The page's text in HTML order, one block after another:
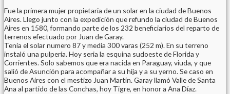
Fue la primera mujer propietaria de un solar en la ciudad de Buenos
Aires. Llego junto con la expedición que refundo la ciudad de Buenos
Aires en 1580, formando parte de los 232 beneficiarios del reparto de
terrenos efectuado por Juan de Garay.
Tenía el solar numero 87 y media 300 varas (252 m). En su terreno
instaló una pulpería. Hoy seria la esquina sudoeste de Florida y
Corrientes. Solo sabemos que era nacida en Paraguay, viuda, y que
salió de Asunción para acompañar a su hija y a su yerno. Se caso en
Buenos Aires con el mestizo Juan Martín. Garay llamó Valle de Santa
Ana al partido de las Conchas, hoy Tigre, en honor a Ana Díaz.